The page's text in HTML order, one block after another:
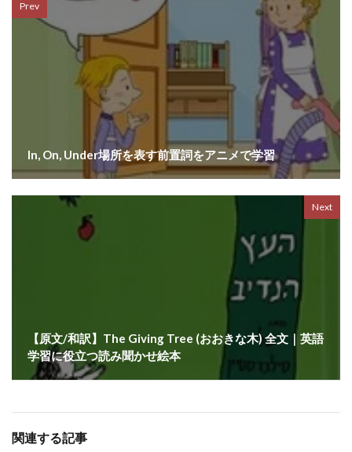
Prev
In, On, Under場所を表す前置詞をアニメで学習
Next
【原文/和訳】The Giving Tree (おおきな木) 全文｜英語
学習に役立つ読み聞かせ絵本
関連する記事